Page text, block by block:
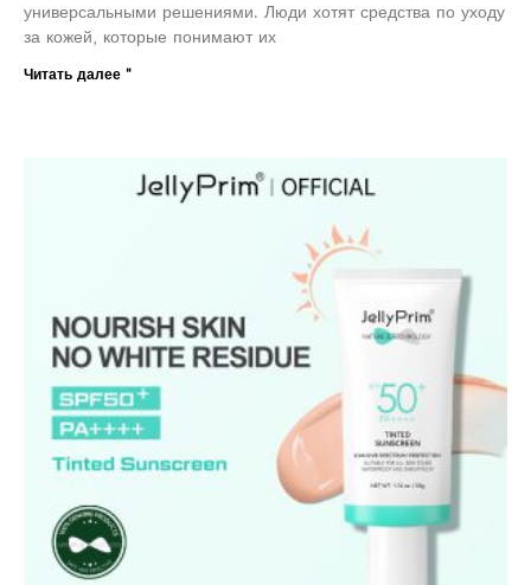
универсальными решениями. Люди хотят средства по уходу
за кожей, которые понимают их
Читать далее "